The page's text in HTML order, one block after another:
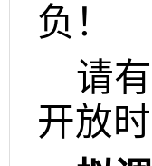
负！
请
开放